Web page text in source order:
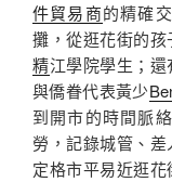
件貿易商的精確
攤，從逛花街的
精江學院學生；
與僑眷代表黃少
到開市的時間脈
勞，記錄城管、
定格市平易近逛花